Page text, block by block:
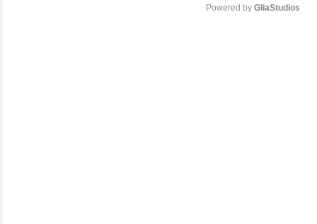
Powered by GliaStudios